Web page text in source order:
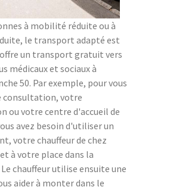
à mobilité réduite ou à
le transport adapté est
offre un transport gratuit vers
médicaux et sociaux à
50. Par exemple, pour vous
consultation, votre
ou votre centre d'accueil de
avez besoin d'utiliser un
votre chauffeur de chez
à votre place dans la
chauffeur utilise ensuite une
aider à monter dans le